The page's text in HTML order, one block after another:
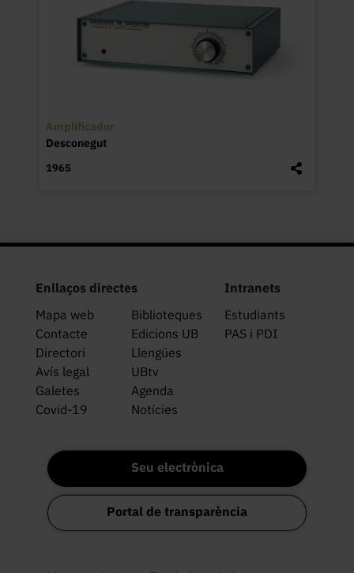
Amplificador
Desconegut
1965
Enllaços directes
Mapa web
Biblioteques
Contacte
Edicions UB
Directori
Llengües
Avís legal
UBtv
Galetes
Agenda
Covid-19
Notícies
Intranets
Estudiants
PAS i PDI
Seu electrònica
Portal de transparència